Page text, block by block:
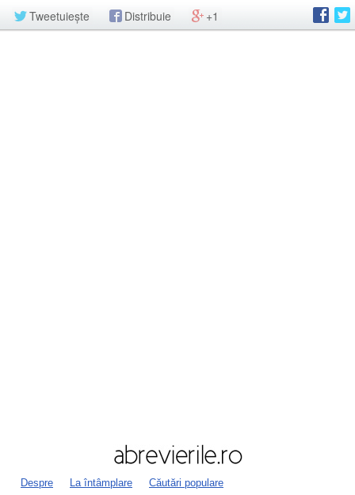
Tweetuiește Distribuie +1
Despre La întâmplare Căutări populare